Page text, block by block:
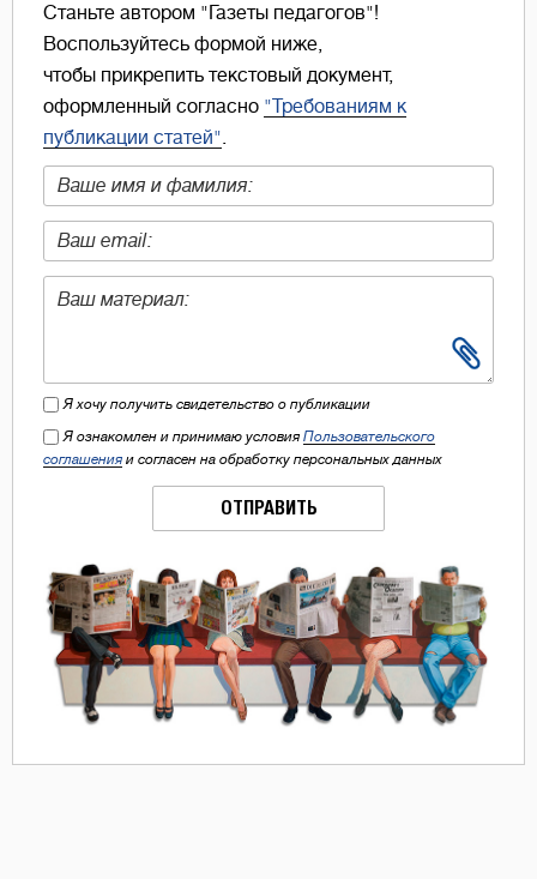
Станьте автором "Газеты педагогов"!
Воспользуйтесь формой ниже,
чтобы прикрепить текстовый документ,
оформленный согласно "Требованиям к
публикации статей".
Я хочу получить свидетельство о публикации
Я ознакомлен и принимаю условия Пользовательского
соглашения и согласен на обработку персональных данных
ОТПРАВИТЬ